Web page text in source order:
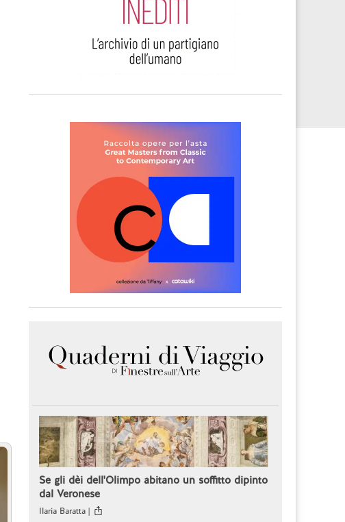
Se gli dèi dell'Olimpo abitano un soffitto dipinto
dal Veronese
Ilaria Baratta |